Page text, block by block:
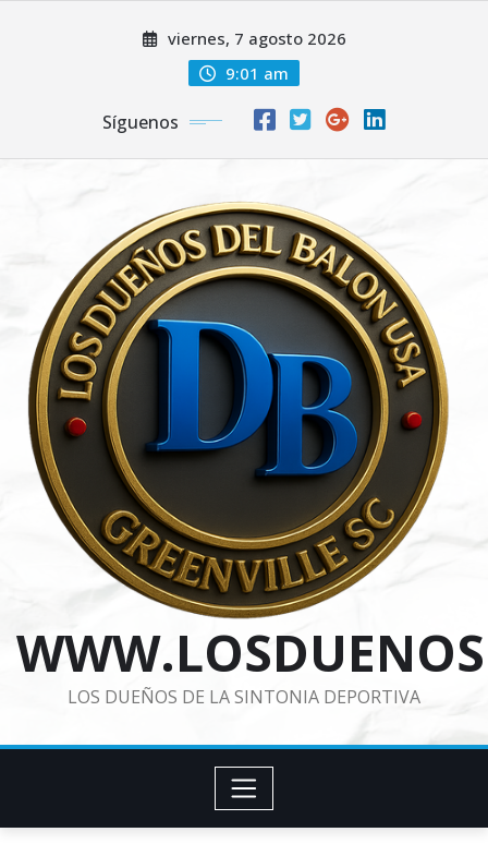
viernes, 7 agosto 2026
9:01 am
Síguenos
LOS DUEÑOS DE LA SINTONIA DEPORTIVA